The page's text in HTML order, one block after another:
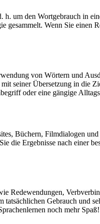
um den Wortgebrauch in
Wenn Sie einen
von Wörtern und
seiner Übersetzung in die
oder eine gängige
Büchern, Filmdialogen
die Ergebnisse nach einer
Redewendungen,
Gebrauch und
noch mehr Spaß!